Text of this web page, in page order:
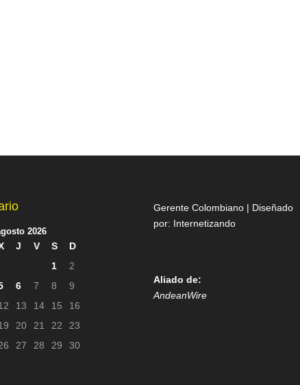
2026
J V S
D
1
2
6 7 8
9
13 14 15
16
20 21 22
23
27 28 29
30
Gerente Colombiano | Diseñado
por: Internetizando
Aliado de:
AndeanWire